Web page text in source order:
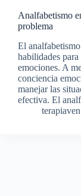
Analfabetismo
problema
El
habilidades
emociones. A
conciencia
manejar las
efectiva. El
terapiaven